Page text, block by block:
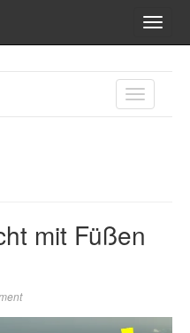
TOGGLE
mit Füßen